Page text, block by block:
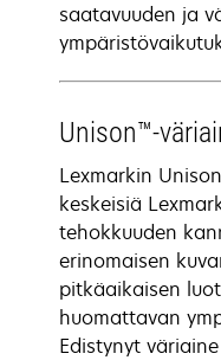
saatavuuden ja
Unison™-
Lexmarkin
keskeisiä
tehokkuuden
erinomaisen
pitkäaikaisen
huomattavan
Edistynyt